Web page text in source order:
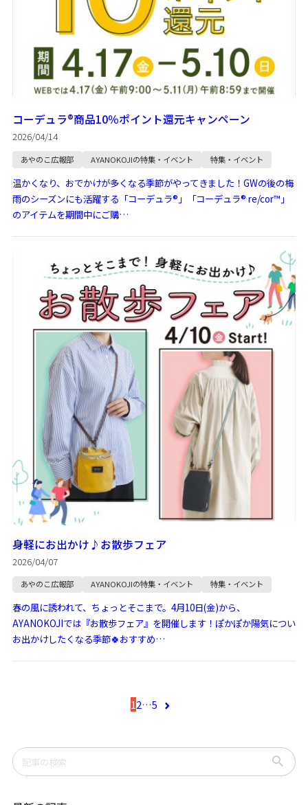
コーデュラ®商品10％ポイント還元キャンペーン
2026/04/14
あやのこ広報部 AYANOKOJIの特集・イベント 特集・イベント
温かくなり、おでかけが多くなる季節がやってきました！GWの後の梅
雨のシーズンにも活躍する「コーデュラ®」「コーデュラ® re/cor™」
のアイテムを期間中にご購…
身軽にお出かけ♪お散歩フェア
2026/04/07
あやのこ広報部 AYANOKOJIの特集・イベント 特集・イベント
春の風に誘われて、ちょっとそこまで。4月10日(金)から、
AYANOKOJIでは『お散歩フェア』を開催します！ぽかぽか陽気につい
お出かけしたくなる季節🍀おすすめ…
12…5